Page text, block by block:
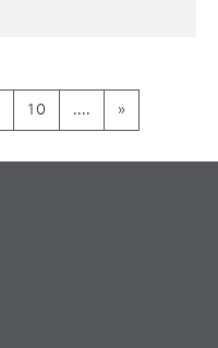
10 .... »